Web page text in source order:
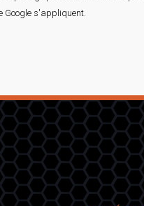
Google s'appliquent.